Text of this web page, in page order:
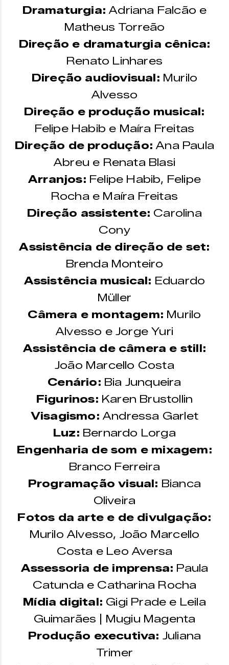
Dramaturgia:Adriana Falcão e
Matheus Torreão
Direção e dramaturgia cênica:
Renato Linhares
Direção audiovisual: Murilo
Alvesso
Direção e produção musical:
Felipe Habib e Maíra Freitas
Direção de produção:Ana Paula
Abreu e Renata Blasi
Arranjos: Felipe Habib, Felipe
Rocha e Maíra Freitas
Direção assistente: Carolina
Cony
Assistência de direção de set:
Brenda Monteiro
Assistência musical: Eduardo
Müller
Câmera e montagem: Murilo
Alvesso e Jorge Yuri
Assistência de câmera e still:
João Marcello Costa
Cenário: Bia Junqueira
Figurinos: Karen Brustollin
Visagismo:Andressa Garlet
Luz: Bernardo Lorga
Engenharia de som e mixagem:
Branco Ferreira
Programação visual: Bianca
Oliveira
Fotos da arte e de divulgação:
Murilo Alvesso, João Marcello
Costa e Leo Aversa
Assessoria de imprensa: Paula
Catunda e Catharina Rocha
Mídia digital: Gigi Prade e Leila
Guimarães | Mugiu Magenta
Produção executiva: Juliana
Trimer